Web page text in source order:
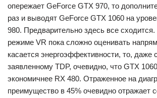
опережает GeForce GTX 970, то
раз и выводят GeForce GTX 1060 на
980. Предварительно здесь все
режиме VR пока сложно оценивать
касается энергоэффективности, то, даже
заявленному TDP, очевидно, что GTX
экономичнее RX 480. Отраженное на
преимущество в 45% очевидно отражает